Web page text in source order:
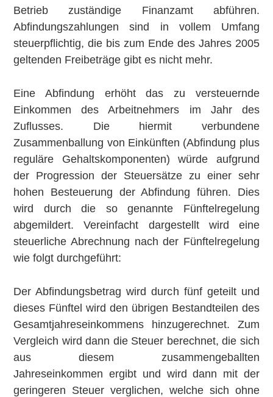
Betrieb zuständige Finanzamt abführen.
Abfindungszahlungen sind in vollem Umfang
steuerpflichtig, die bis zum Ende des Jahres 2005
geltenden Freibeträge gibt es nicht mehr.
Eine Abfindung erhöht das zu versteuernde
Einkommen des Arbeitnehmers im Jahr des
Zuflusses. Die hiermit verbundene
Zusammenballung von Einkünften (Abfindung plus
reguläre Gehaltskomponenten) würde aufgrund
der Progression der Steuersätze zu einer sehr
hohen Besteuerung der Abfindung führen. Dies
wird durch die so genannte Fünftelregelung
abgemildert. Vereinfacht dargestellt wird eine
steuerliche Abrechnung nach der Fünftelregelung
wie folgt durchgeführt:
Der Abfindungsbetrag wird durch fünf geteilt und
dieses Fünftel wird den übrigen Bestandteilen des
Gesamtjahreseinkommens hinzugerechnet. Zum
Vergleich wird dann die Steuer berechnet, die sich
aus diesem zusammengeballten
Jahreseinkommen ergibt und wird dann mit der
geringeren Steuer verglichen, welche sich ohne